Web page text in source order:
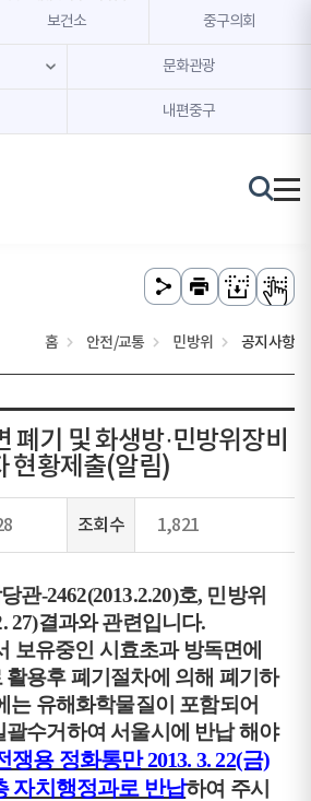
본문 내용 바로가기
주메뉴 바로가기
보건소 중구의회
문화관광
내편중구
홈 안전/교통 민방위 공지사항
폐기 및 화생방·민방위장비
현황제출(알림)
조회수 1,821
관-2462(2013.2.20)호, 민방위
27)결과와 관련입니다.
보유중인 시효초과 방독면에
용후 폐기절차에 의해 폐기하
는 유해화학물질이 포함되어
수거하여 서울시에 반납 해야
쟁용 정화통만 2013. 3. 22(금)
자치행정과로 반납하여 주시